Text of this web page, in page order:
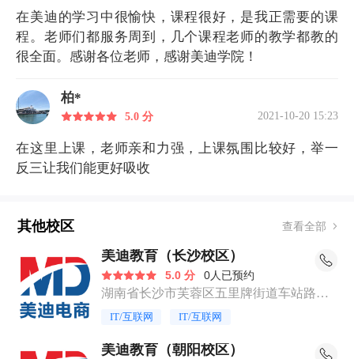
在美迪的学习中很愉快，课程很好，是我正需要的课
程。老师们都服务周到，几个课程老师的教学都教的
很全面。感谢各位老师，感谢美迪学院！
柏*
5.0 分 2021-10-20 15:23
在这里上课，老师亲和力强，上课氛围比较好，举一
反三让我们能更好吸收
其他校区 查看全部
美迪教育（长沙校区）
5.0 分 0人已预约
湖南省长沙市芙蓉区五里牌街道车站路
239 号嘀嘀大厦 7 楼 7021
IT/互联网 IT/互联网
美迪教育（朝阳校区）